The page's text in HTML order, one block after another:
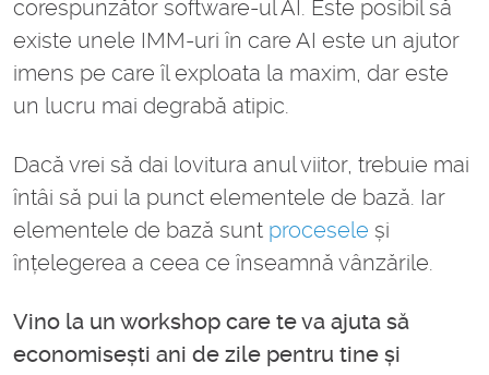
corespunzător software-ul AI. Este posibil să
existe unele IMM-uri în care AI este un ajutor
imens pe care îl exploata la maxim, dar este
un lucru mai degrabă atipic.
Dacă vrei să dai lovitura anul viitor, trebuie mai
întâi să pui la punct elementele de bază. Iar
elementele de bază sunt procesele și
înțelegerea a ceea ce înseamnă vânzările.
Vino la un workshop care te va ajuta să
economisești ani de zile pentru tine și